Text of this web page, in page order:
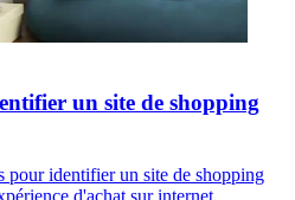
un site de shopping
pour identifier un site de shopping
d'achat sur internet.